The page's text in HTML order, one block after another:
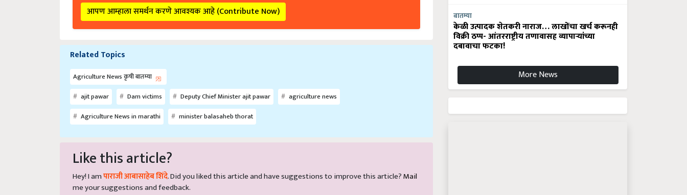
आपण आम्हाला समर्थन करणे आवश्यक आहे (Contribute Now)
Related Topics
Agriculture News कृषी बातम्या
ajit pawar
Dam victims Deputy Chief Minister ajit pawar
agriculture news
Agriculture News in marathi
minister balasaheb thorat
Like this article?
Hey! I amपाराजी आबासाहेब शिंदे. Did you liked this article and have suggestions to improve this article?Mail
me your suggestions and feedback.
बातम्या
केळी उत्पादक शेतकरी नाराज… लाखोंचा खर्च करूनही
विक्री ठप्प- आंतरराष्ट्रीय तणावासह व्यापाऱ्यांच्या
दबावाचा फटका!
More News